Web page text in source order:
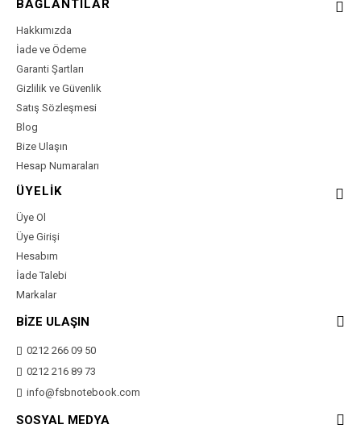
BAĞLANTILAR
Hakkımızda
İade ve Ödeme
Garanti Şartları
Gizlilik ve Güvenlik
Satış Sözleşmesi
Blog
Bize Ulaşın
Hesap Numaraları
ÜYELİK
Üye Ol
Üye Girişi
Hesabım
İade Talebi
Markalar
BİZE ULAŞIN
0212 266 09 50
0212 216 89 73
info@fsbnotebook.com
SOSYAL MEDYA